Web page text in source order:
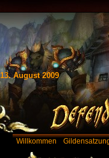
August 2009
Willkommen